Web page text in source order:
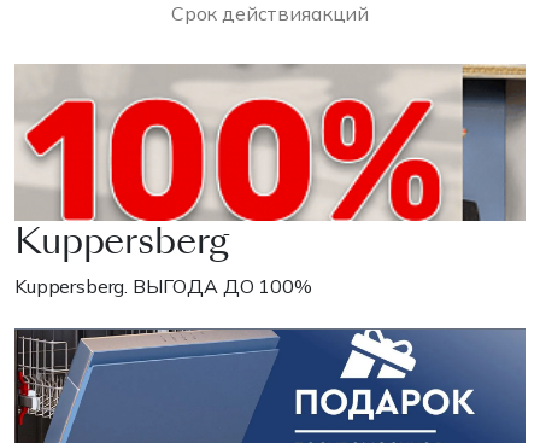
Срок действияакций
Kuppersberg
Kuppersberg. ВЫГОДА ДО 100%